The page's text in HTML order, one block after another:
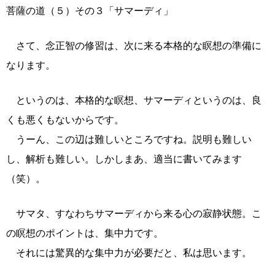
菩薩の道（５）その３「サマーディ」
さて、念正智の修習は、次に来る本格的な瞑想の準備に
なります。
というのは、本格的な瞑想、サマーディというのは、良
くも悪くもないからです。
うーん、この辺は難しいところですね。説明も難しい
し、解析も難しい。しかしまあ、適当に書いてみます
（笑）。
サマタ、すなわちサマーディから来る心の寂静状態。こ
の瞑想のポイントは、集中力です。
それには驚異的な集中力が必要だと、私は思います。